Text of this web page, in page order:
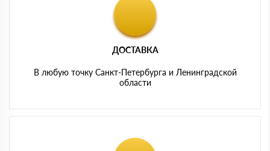
ДОСТАВКА
В любую точку Санкт-Петербурга и Ленинградской
области